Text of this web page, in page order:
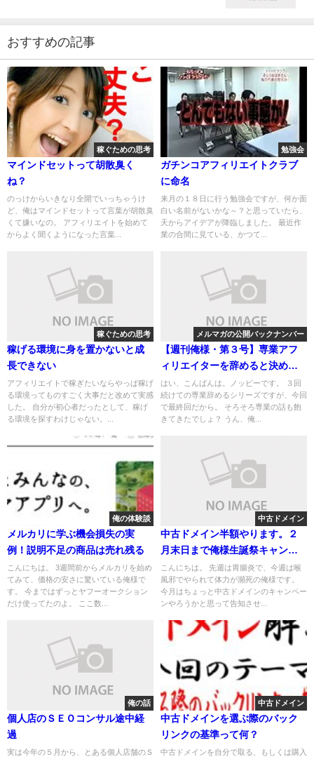
おすすめの記事
稼ぐための思考
マインドセットって胡散臭く
ね？
のっけからいきなり全開でいっちゃうけ
ど、俺はマインドセットって言葉が胡散臭
くて嫌いなの。 アフィリエイトを始めて
からよく聞くようになった言葉...
勉強会
ガチンコアフィリエイトクラブ
に命名
来月の１８日に行う勉強会ですが、何か面
白い名前がないかな～？と思っていたら、
天からアイデアが降臨しました。 最近作
業の合間に見ている、かつて...
稼ぐための思考
稼げる環境に身を置かないと成
長できない
アフィリエイトで稼ぎたいならやっぱ稼げ
る環境ってものすごく大事だと改めて実感
した。 自分が初心者だったとして、稼げ
る環境を探すわけじゃない。...
メルマガの公開バックナンバー
【週刊俺様・第３号】専業アフ
ィリエイターを辞めると決めた
時に再就職先を選ぶコツ
はい、こんばんは。ノッピーです。 ３回
続けての専業辞めるシリーズですが、今回
で最終回だから。 そろそろ専業の話も飽
きてきたでしょ？ うん、俺...
俺の体験談
メルカリに学ぶ機会損失の実
例！説明不足の商品は売れ残る
こんにちは。 3週間前からメルカリを始め
てみて、価格の安さに驚いている俺様で
す。 今まではずっとヤフーオークション
だけ使ってたのよ。 ここ数...
中古ドメイン
中古ドメイン半額やります。２
月末日まで俺様生誕祭キャンペ
ーン実施中
こんにちは。 先週は胃腸炎で、今週は喉
風邪でやられて体力が瀕死の俺様です。
今月はちょっと中古ドメインのキャンペー
ンやろうかと思って告知させ...
俺の話
個人店のＳＥＯコンサル途中経
過
実は今年の５月から、とある個人店舗のＳ
中古ドメイン
中古ドメインを選ぶ際のバック
リンクの基準って何？
中古ドメインを自分で取る、もしくは購入